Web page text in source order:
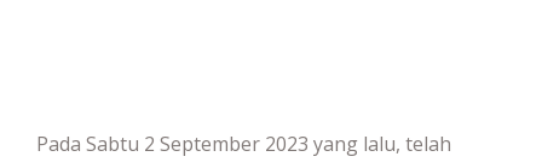
Pada Sabtu 2 September 2023 yang lalu, telah